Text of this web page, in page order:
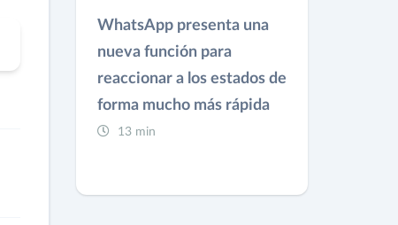
WhatsApp presenta una
nueva función para
reaccionar a los estados de
forma mucho más rápida
13 min